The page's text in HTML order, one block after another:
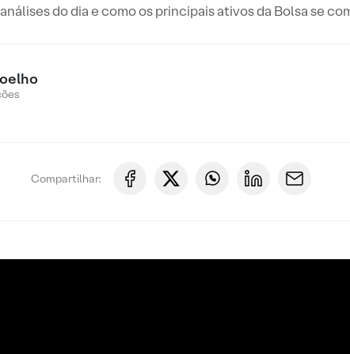
do dia e como os principais ativos da Bolsa se
Compartilhar: